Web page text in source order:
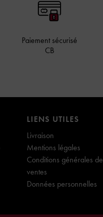
Paiement sécurisé
CB
LIENS UTILES
Livraison
Mentions légales
Conditions générales de
ventes
Données personnelles